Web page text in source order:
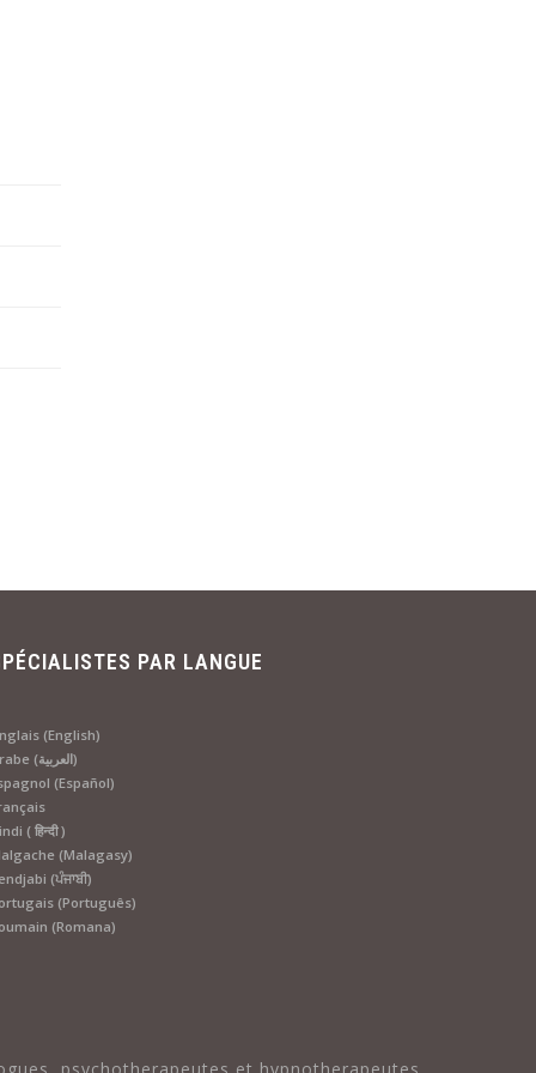
PAR LANGUE
(English)
Arabe (العربية)
(Español)
( हिन्दी )
(Malagasy)
(ਪੰਜਾਬੀ)
(Português)
(Romana)